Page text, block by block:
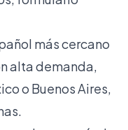
más cercano
alta demanda,
o Buenos Aires,